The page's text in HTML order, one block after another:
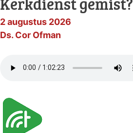
2 augustus 2026
Ds. Cor Ofman